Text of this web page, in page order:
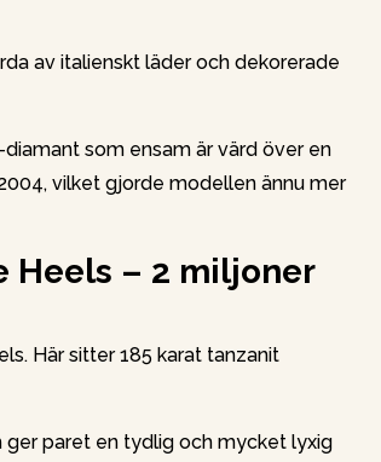
av italienskt läder och dekorerade
som ensam är värd över en
vilket gjorde modellen ännu mer
Heels – 2 miljoner
Här sitter 185 karat tanzanit
paret en tydlig och mycket lyxig